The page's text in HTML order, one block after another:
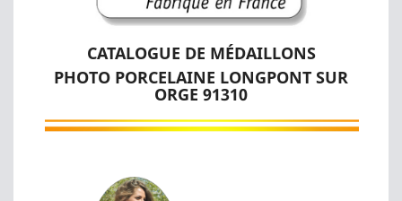
CATALOGUE DE MÉDAILLONS
PHOTO PORCELAINE LONGPONT SUR
ORGE 91310